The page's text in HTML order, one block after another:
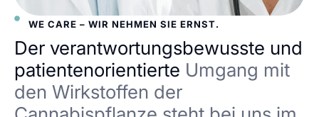
WE CARE – WIR NEHMEN SIE ERNST.
Der verantwortungsbewusste und
patientenorientierte Umgang mit
den Wirkstoffen der